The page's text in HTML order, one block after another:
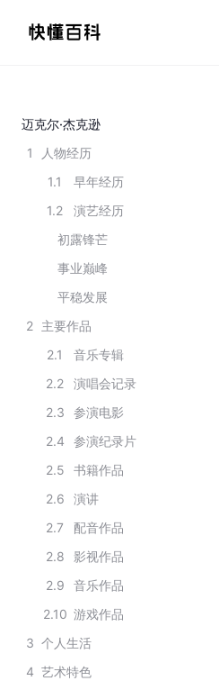
迈克尔·杰克逊
1
人物经历
1.1
早年经历
1.2
演艺经历
初露锋芒
事业巅峰
平稳发展
2 主要作品
2.1
音乐专辑
2.2
演唱会记录
2.3
参演电影
2.4
参演纪录片
2.5
书籍作品
2.6
演讲
2.7
配音作品
2.8
影视作品
2.9
音乐作品
2.10 游戏作品
3 个人生活
4 艺术特色